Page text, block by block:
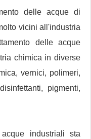
delle acque di
vicini all'industria
delle acque
chimica in diverse
vernici, polimeri,
pigmenti,
industriali sta